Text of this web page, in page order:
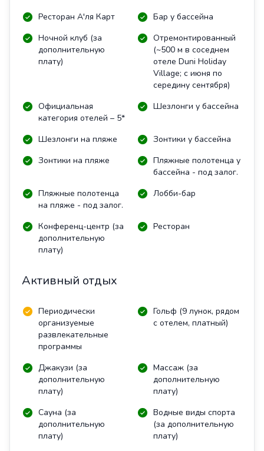
Ресторан А'ля Карт
Бар у бассейна
Ночной клуб (за
дополнительную
плату)
Отремонтированный
(~500 м в соседнем
отеле Duni Holiday
Village; с июня по
середину сентября)
Официальная
категория отелей – 5*
Шезлонги у бассейна
Шезлонги на пляже
Зонтики у бассейна
Зонтики на пляже
Пляжные полотенца у
бассейна - под залог.
Пляжные полотенца
на пляже - под залог.
Лобби-бар
Конференц-центр (за
дополнительную
плату)
Ресторан
Активный отдых
Периодически
организуемые
развлекательные
программы
Гольф (9 лунок, рядом
с отелем, платный)
Джакузи (за
дополнительную
плату)
Массаж (за
дополнительную
плату)
Сауна (за
дополнительную
плату)
Водные виды спорта
(за дополнительную
плату)